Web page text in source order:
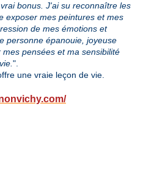
bonus. J'ai su reconnaître les
exposer mes peintures et mes
de mes émotions et
personne épanouie, joyeuse
pensées et ma sensibilité
".
une vraie leçon de vie.